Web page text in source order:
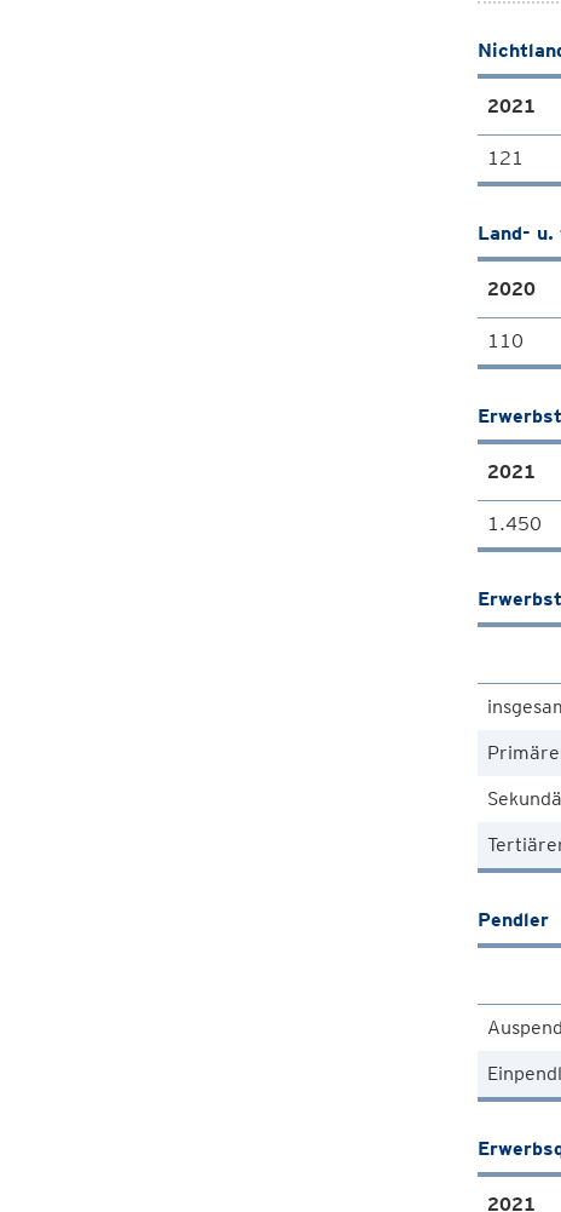
2021
121
Land-
2020
110
2021
1.450
Pendler
2021